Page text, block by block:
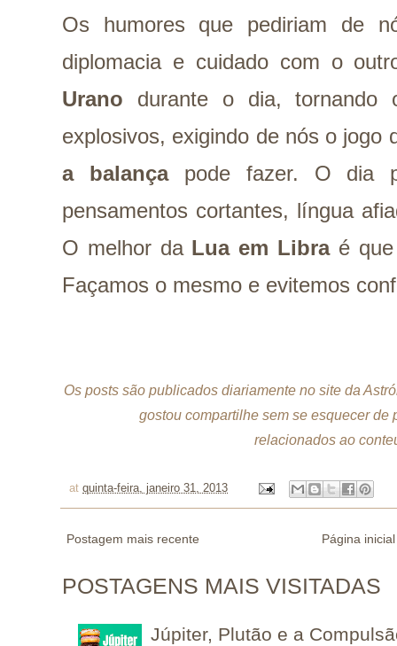
Os humores que pediriam de
diplomacia e cuidado com o
Urano durante o dia, tornando
explosivos, exigindo de nós o jogo
a balançapode fazer. O dia
pensamentos cortantes, língua
O melhor da Lua em Libraé que
Façamos o mesmo e evitemos
Os posts são publicados diariamente no site da
gostou compartilhe sem se esquecer
relacionados ao
at quinta-feira, janeiro 31, 2013
Postagem mais recente Página inicial
POSTAGENS MAIS VISITADAS
Júpiter, Plutão e a